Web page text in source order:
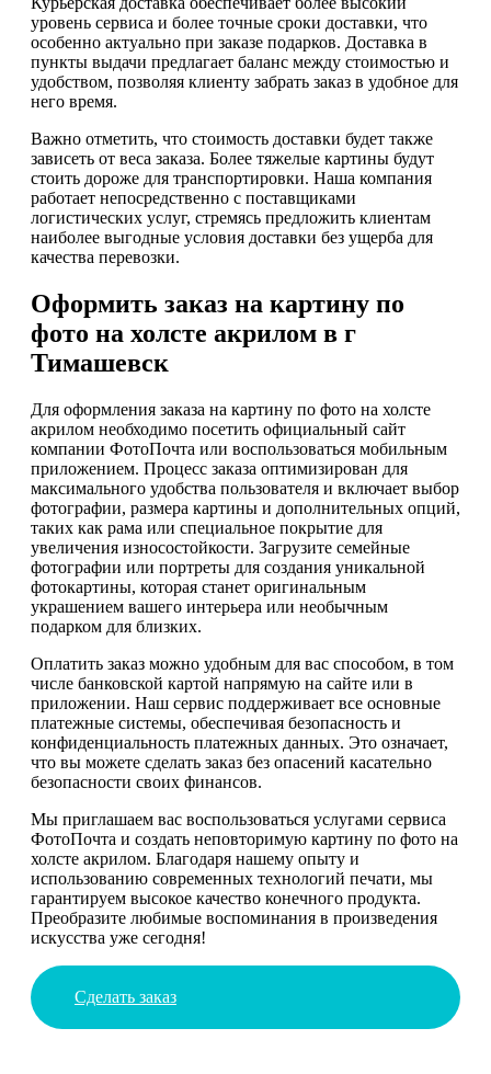
уровень сервиса и более точные сроки доставки, что
особенно актуально при заказе подарков. Доставка в
пункты выдачи предлагает баланс между стоимостью и
удобством, позволяя клиенту забрать заказ в удобное для
него время.
Важно отметить, что стоимость доставки будет также
зависеть от веса заказа. Более тяжелые картины будут
стоить дороже для транспортировки. Наша компания
работает непосредственно с поставщиками
логистических услуг, стремясь предложить клиентам
наиболее выгодные условия доставки без ущерба для
качества перевозки.
Оформить заказ на картину по
фото на холсте акрилом в г
Тимашевск
Для оформления заказа на картину по фото на холсте
акрилом необходимо посетить официальный сайт
компании ФотоПочта или воспользоваться мобильным
приложением. Процесс заказа оптимизирован для
максимального удобства пользователя и включает выбор
фотографии, размера картины и дополнительных опций,
таких как рама или специальное покрытие для
увеличения износостойкости. Загрузите семейные
фотографии или портреты для создания уникальной
фотокартины, которая станет оригинальным
украшением вашего интерьера или необычным
подарком для близких.
Оплатить заказ можно удобным для вас способом, в том
числе банковской картой напрямую на сайте или в
приложении. Наш сервис поддерживает все основные
платежные системы, обеспечивая безопасность и
конфиденциальность платежных данных. Это означает,
что вы можете сделать заказ без опасений касательно
безопасности своих финансов.
Мы приглашаем вас воспользоваться услугами сервиса
ФотоПочта и создать неповторимую картину по фото на
холсте акрилом. Благодаря нашему опыту и
использованию современных технологий печати, мы
гарантируем высокое качество конечного продукта.
Преобразите любимые воспоминания в произведения
искусства уже сегодня!
Сделать заказ